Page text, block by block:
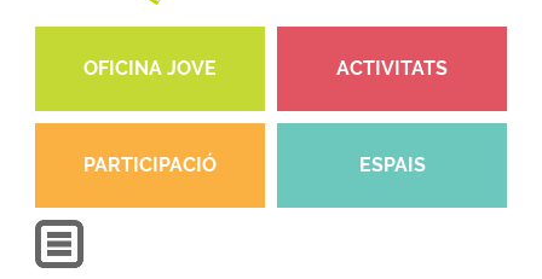
OFICINA JOVE ACTIVITATS
PARTICIPACIÓ ESPAIS